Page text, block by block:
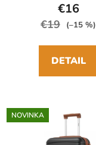
€16
€19 (–15 %)
DETAIL
NOVINKA